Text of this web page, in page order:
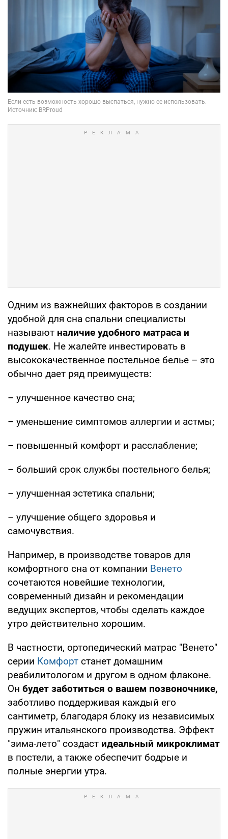
Одним из важнейших факторов в создании
удобной для сна спальни специалисты
называют наличие удобного матраса и
подушек. Не жалейте инвестировать в
высококачественное постельное белье – это
обычно дает ряд преимуществ:
– улучшенное качество сна;
– уменьшение симптомов аллергии и астмы;
– повышенный комфорт и расслабление;
– больший срок службы постельного белья;
– улучшенная эстетика спальни;
– улучшение общего здоровья и
самочувствия.
Например, в производстве товаров для
комфортного сна от компании Венето
сочетаются новейшие технологии,
современный дизайн и рекомендации
ведущих экспертов, чтобы сделать каждое
утро действительно хорошим.
В частности, ортопедический матрас "Венето"
серии Комфорт станет домашним
реабилитологом и другом в одном флаконе.
Он будет заботиться о вашем позвоночнике,
заботливо поддерживая каждый его
сантиметр, благодаря блоку из независимых
пружин итальянского производства. Эффект
"зима-лето" создаст идеальный микроклимат
в постели, а также обеспечит бодрые и
полные энергии утра.